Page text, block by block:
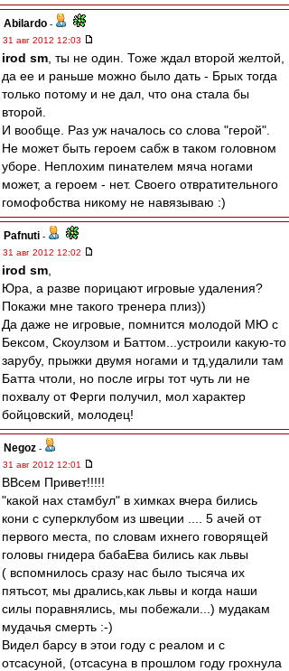
Abilardo -
31 авг 2012 12:03
irod sm , ты не один. Тоже ждал второй желтой,
да ее и раньше можно было дать - Брых тогда
только потому и не дал, что она стала бы
второй.
И вообще. Раз уж началось со слова "герой".
Не может быть героем сабж в таком головном
уборе. Неплохим пинателем мяча ногами
может, а героем - нет. Своего отвратительного
гомофобства никому не навязываю :)
Pafnuti -
31 авг 2012 12:02
irod sm
Юра, а разве порицают игровые удаления?
Покажи мне такого тренера плиз))
Да даже не игровые, помнится молодой МЮ с
Бексом, Скоулзом и Баттом...устроили какую-то
зарубу, прыжки двумя ногами и тд,удалили там
Батта чтоли, но после игры тот чуть ли не
похвалу от Ферги получил, мол характер
бойцовский, молодец!
Negoz -
31 авг 2012 12:01
ВВсем Привет!!!!!
"какой нах стамбул" в химках вчера бились
кони с суперклубом из швеции .... 5 ачей от
первого места, по словам ихнего говорящей
головы гнидера бабаЕва бились как львы
( вспомнилось сразу нас было тысяча их
пятьсот, мы дрались,как львы и когда наши
силы поравнялись, мы побежали...) мудакам
мудачья смерть :-)
Видел барсу в этои году с реалом и с
отсасуной, (отсасуна в прошлом году грохнула